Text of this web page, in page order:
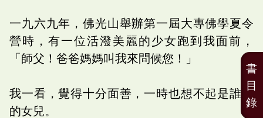
一九六九年，佛光山舉辦第一屆大專佛學夏令
營時，有一位活潑美麗的少女跑到我面前，
「師父！爸爸媽媽叫我來問候您！」
我一看，覺得十分面善，一時也想不起是誰家
的女兒。
書
目
錄